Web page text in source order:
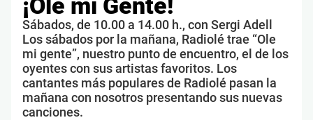
¡Olé mi Gente!
Sábados, de 10.00 a 14.00 h., con Sergi Adell
Los sábados por la mañana, Radiolé trae “Ole
mi gente”, nuestro punto de encuentro, el de los
oyentes con sus artistas favoritos. Los
cantantes más populares de Radiolé pasan la
mañana con nosotros presentando sus nuevas
canciones.